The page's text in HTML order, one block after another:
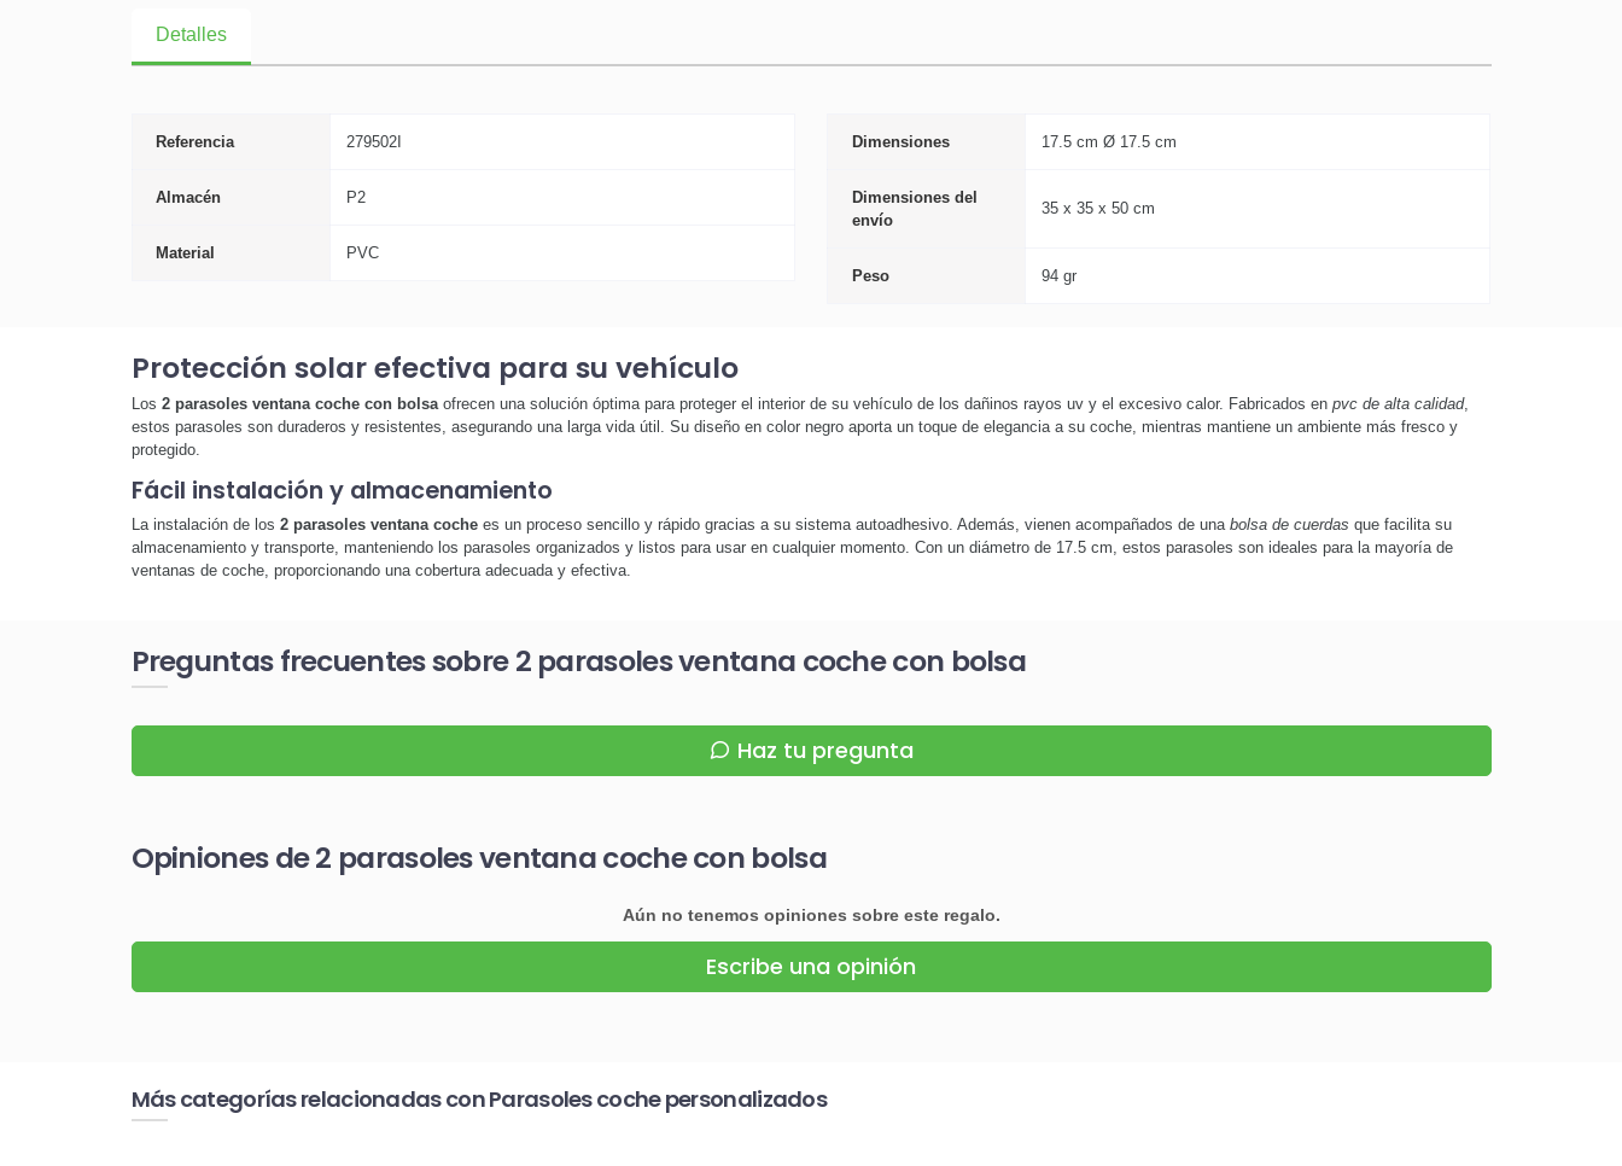
Detalles
Referencia 279502I
Almacén P2
Material PVC
Dimensiones 17.5 cm Ø 17.5 cm
Dimensiones del
envío
35 x 35 x 50 cm
Peso 94 gr
Protección solar efectiva para su vehículo
Los 2 parasoles ventana coche con bolsaofrecen una solución óptima para proteger el interior de su vehículo de los dañinos rayos uv y el excesivo calor. Fabricados en pvc de alta calidad,
estos parasoles son duraderos y resistentes, asegurando una larga vida útil. Su diseño en color negro aporta un toque de elegancia a su coche, mientras mantiene un ambiente más fresco y
protegido.
Fácil instalación y almacenamiento
La instalación de los 2 parasoles ventana cochees un proceso sencillo y rápido gracias a su sistema autoadhesivo. Además, vienen acompañados de una bolsa de cuerdas que facilita su
almacenamiento y transporte, manteniendo los parasoles organizados y listos para usar en cualquier momento. Con un diámetro de 17.5 cm, estos parasoles son ideales para la mayoría de
ventanas de coche, proporcionando una cobertura adecuada y efectiva.
Preguntas frecuentes sobre 2 parasoles ventana coche con bolsa
Haz tu pregunta
Opiniones de 2 parasoles ventana coche con bolsa
Aún no tenemos opiniones sobre este regalo.
Escribe una opinión
Más categorías relacionadas con Parasoles coche personalizados